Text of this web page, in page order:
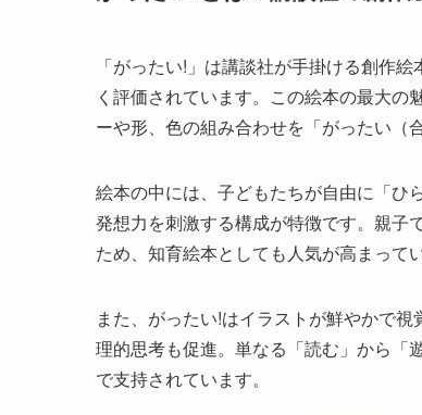
「がったい!」は講談社が手掛ける創作
く評価されています。この絵本の最大
ーや形、色の組み合わせを「がったい（
絵本の中には、子どもたちが自由に「ひ
発想力を刺激する構成が特徴です。親子
ため、知育絵本としても人気が高まってい
また、がったい!はイラストが鮮やかで
理的思考も促進。単なる「読む」から「
で支持されています。